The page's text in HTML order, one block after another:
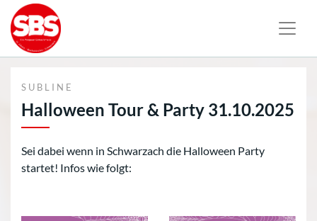
SUBLINE
Halloween Tour & Party 31.10.2025
Sei dabei wenn in Schwarzach die Halloween Party
startet! Infos wie folgt: